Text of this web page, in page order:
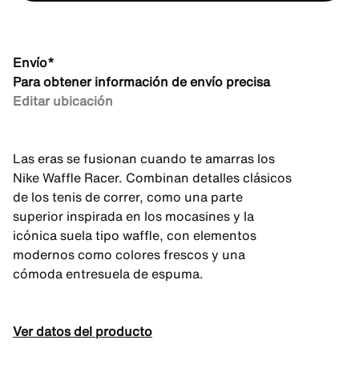
Envío*
Para obtener información de envío precisa
Editar ubicación
Las eras se fusionan cuando te amarras los
Nike Waffle Racer. Combinan detalles clásicos
de los tenis de correr, como una parte
superior inspirada en los mocasines y la
icónica suela tipo waffle, con elementos
modernos como colores frescos y una
cómoda entresuela de espuma.
Ver datos del producto